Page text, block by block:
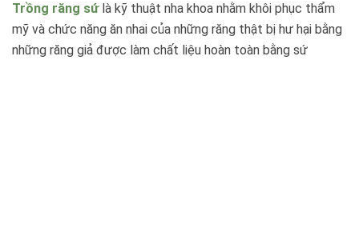
Trồng răng sứlà kỹ thuật nha khoa nhằm khôi phục thẩm
mỹ và chức năng ăn nhai của những răng thật bị hư hại bằng
những răng giả được làm chất liệu hoàn toàn bằng sứ